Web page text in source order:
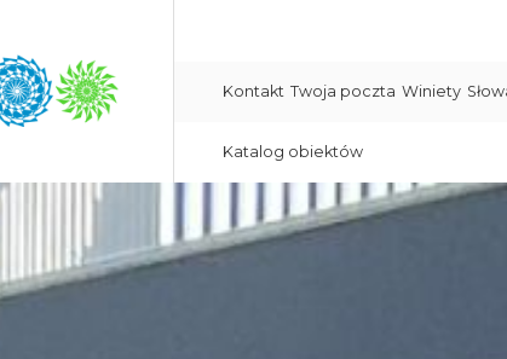
Kontakt Twoja poczta Winiety
Katalog obiektów